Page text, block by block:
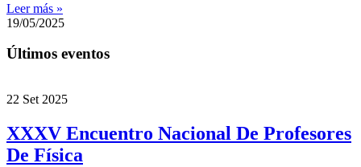
Leer más »
19/05/2025
Últimos eventos
22 Set 2025
XXXV Encuentro Nacional De Profesores
De Física